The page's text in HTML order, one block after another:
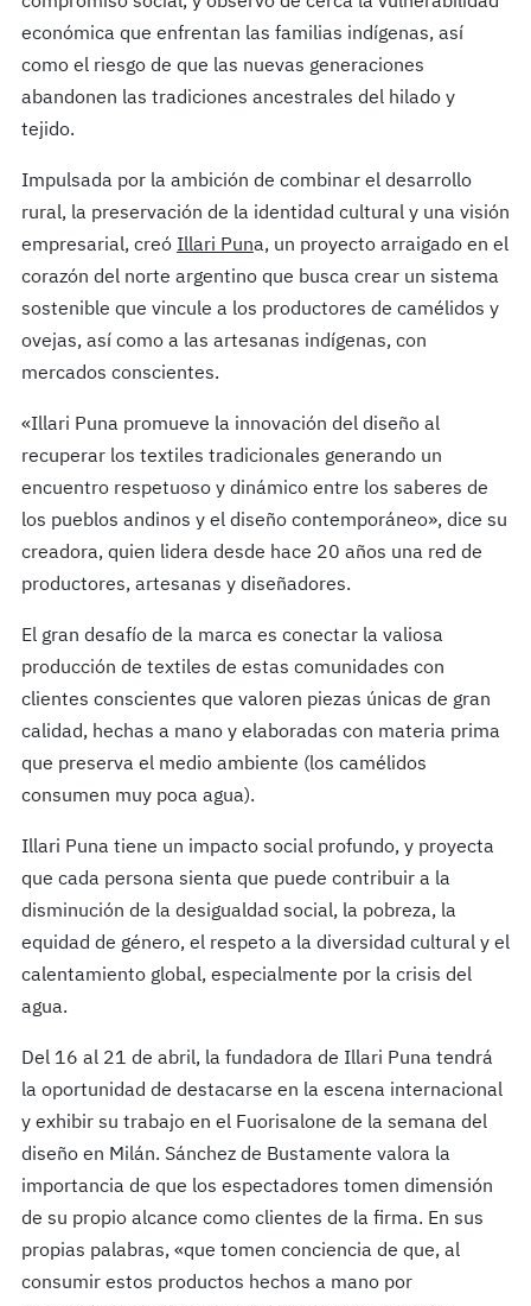
económica que enfrentan las familias indígenas, así
como el riesgo de que las nuevas generaciones
abandonen las tradiciones ancestrales del hilado y
tejido.
Impulsada por la ambición de combinar el desarrollo
rural, la preservación de la identidad cultural y una visión
empresarial, creó Illari Puna, un proyecto arraigado en el
corazón del norte argentino que busca crear un sistema
sostenible que vincule a los productores de camélidos y
ovejas, así como a las artesanas indígenas, con
mercados conscientes.
«Illari Puna promueve la innovación del diseño al
recuperar los textiles tradicionales generando un
encuentro respetuoso y dinámico entre los saberes de
los pueblos andinos y el diseño contemporáneo», dice su
creadora, quien lidera desde hace 20 años una red de
productores, artesanas y diseñadores.
El gran desafío de la marca es conectar la valiosa
producción de textiles de estas comunidades con
clientes conscientes que valoren piezas únicas de gran
calidad, hechas a mano y elaboradas con materia prima
que preserva el medio ambiente (los camélidos
consumen muy poca agua).
Illari Puna tiene un impacto social profundo, y proyecta
que cada persona sienta que puede contribuir a la
disminución de la desigualdad social, la pobreza, la
equidad de género, el respeto a la diversidad cultural y el
calentamiento global, especialmente por la crisis del
agua.
Del 16 al 21 de abril, la fundadora de Illari Puna tendrá
la oportunidad de destacarse en la escena internacional
y exhibir su trabajo en el Fuorisalone de la semana del
diseño en Milán. Sánchez de Bustamente valora la
importancia de que los espectadores tomen dimensión
de su propio alcance como clientes de la firma. En sus
propias palabras, «que tomen conciencia de que, al
consumir estos productos hechos a mano por